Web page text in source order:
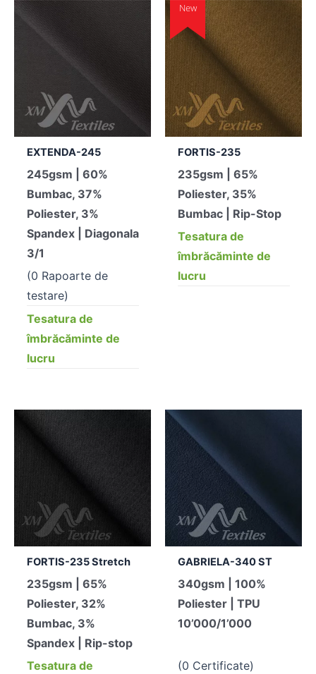
EXTENDA-245
245gsm | 60%
Bumbac, 37%
Poliester, 3%
Spandex | Diagonala
3/1
(0 Rapoarte de
testare)
Tesatura de
îmbrăcăminte de
lucru
New
FORTIS-235
235gsm | 65%
Poliester, 35%
Bumbac | Rip-Stop
Tesatura de
îmbrăcăminte de
lucru
FORTIS-235 Stretch
235gsm | 65%
Poliester, 32%
Bumbac, 3%
Spandex | Rip-stop
Tesatura de
GABRIELA-340 ST
340gsm | 100%
Poliester | TPU
10’000/1’000
(0 Certificate)